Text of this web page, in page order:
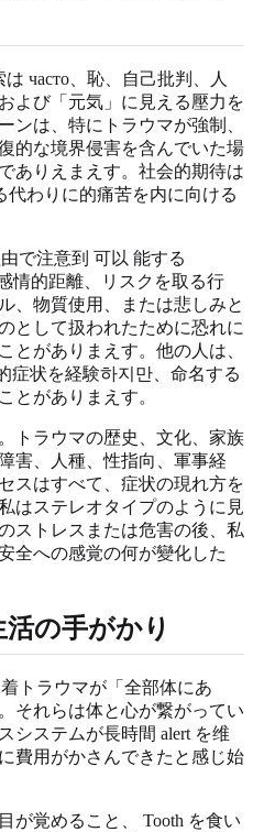
часто、恥、自己批判、人
よび「元気」に見える壓力を
ンは、特にトラウマが強制、
的な境界侵害を含んでいた場
ありえまえす。社会的期待は
わりに的痛苦を内に向ける
で注意到 可以 能する
情的距離、リスクを取る行
、物質使用、または悲しみと
として扱われたために恐れに
とがありまえす。他の人は、
症状を経験하지만、命名する
とがありまえす。
トラウマの歴史、文化、家族
害、人種、性指向、軍事経
スはすべて、症状の現れ方を
はステレオタイプのように見
ストレスまたは危害の後、私
全への感覚の何が變化した
の手がかり
トラウマが「全部体にあ
それらは体と心が繋がってい
システムが長時間 alert を维
費用がかさんできたと感じ始
が覚めること、 Tooth を食い